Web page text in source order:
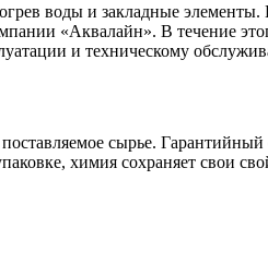
воды и закладные элементы.
«Аквалайн». В течение
и техническому
сырье.
химия сохраняет свои